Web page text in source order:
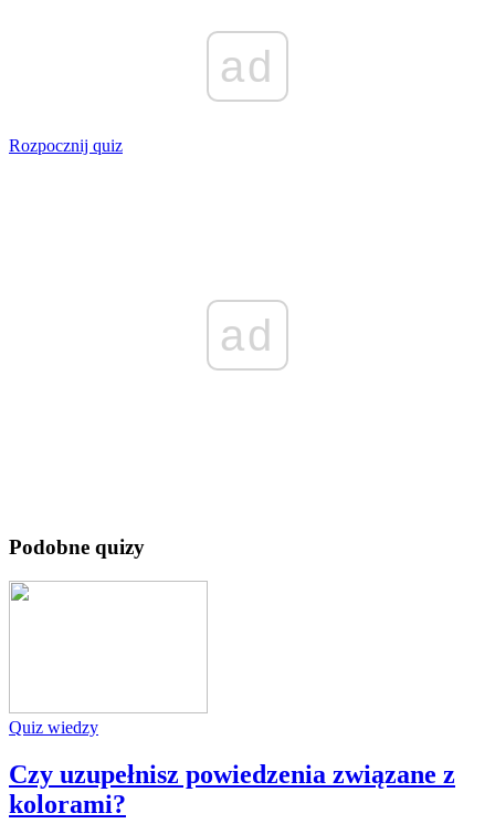
ad
Rozpocznij quiz
ad
Podobne quizy
Quiz wiedzy
Czy uzupełnisz powiedzenia związane z
kolorami?